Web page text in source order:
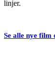
linjer.
Se alle nye film